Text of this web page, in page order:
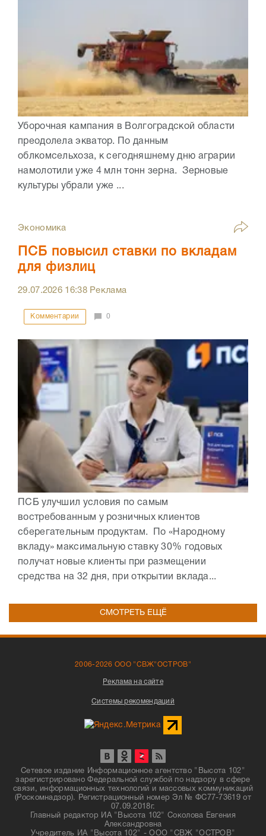
Уборочная кампания в Волгоградской области
преодолела экватор. По данным
облкомсельхоза, к сегодняшнему дню аграрии
намолотили уже 4 млн тонн зерна. Зерновые
культуры убрали уже ...
Экономика
ПСБ повысил ставки по вкладам
для физлиц
29.07.2026 16:38Реклама
Комментарии 0
ПСБ улучшил условия по самым
востребованным у розничных клиентов
сберегательным продуктам. По «Народному
вкладу» максимальную ставку 30% годовых
получат новые клиенты при размещении
средства на 32 дня, при открытии вклада...
СМОТРЕТЬ ЕЩЁ
2006-2026 ООО "СВЖ"ОСТРОВ"
Реклама на сайте
Системы рекомендаций
Сетевое издание Информационное агентство "Высота 102"
зарегистрировано Федеральной службой по надзору в сфере
связи, информационных технологий и массовых коммуникаций
(Роскомнадзор). Регистрационный номер Эл № ФС77-73619 от
07.09.2018г.
Главный редактор ИА "Высота 102" Соколова Евгения
Александровна
Учредитель ИА "Высота 102" - ООО "СВЖ "ОСТРОВ"